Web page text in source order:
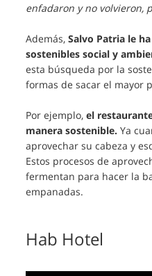
enfadaron y no volvieron,
Además, Salvo Patria le
sostenibles social y
esta búsqueda por la
formas de sacar el mayor
Por ejemplo, el
manera sostenible. Ya
aprovechar su cabeza y
Estos procesos de
fermentan para hacer la
empanadas.
Hab Hotel